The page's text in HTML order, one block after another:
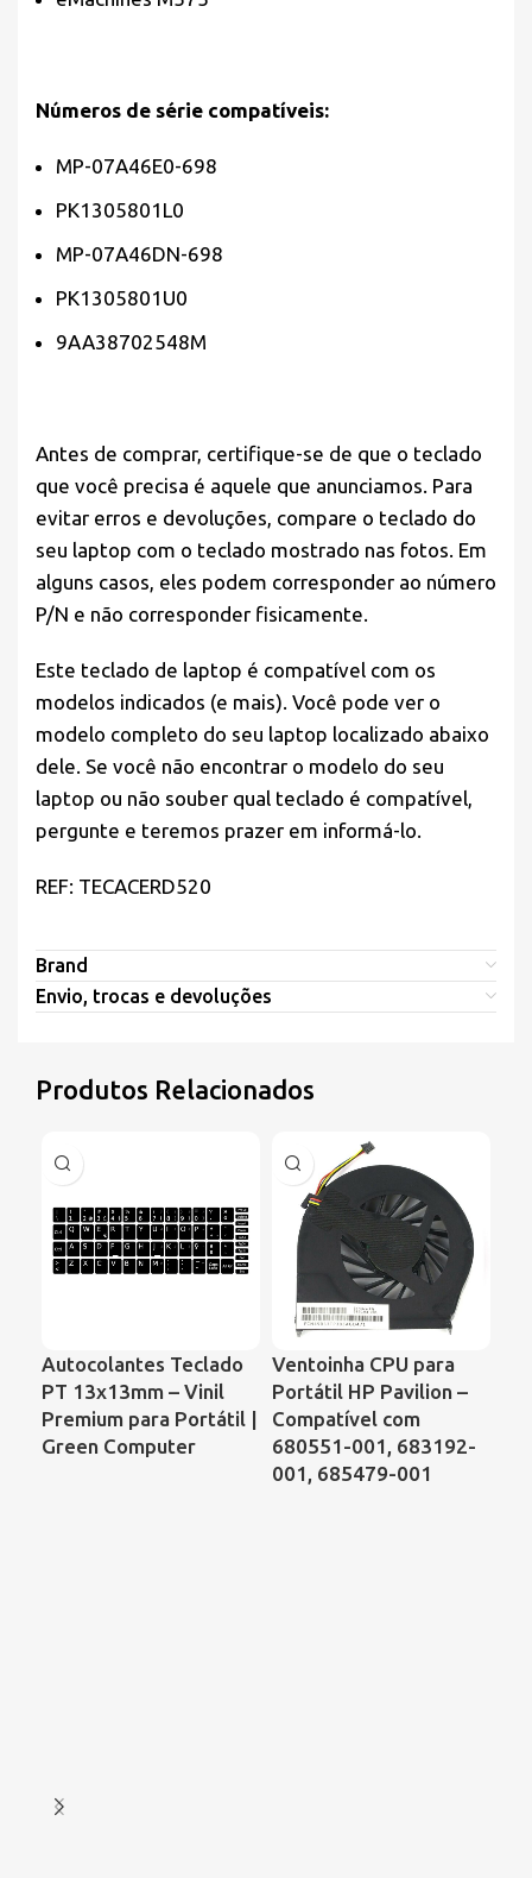
Números de série compatíveis:
MP-07A46E0-698
PK1305801L0
MP-07A46DN-698
PK1305801U0
9AA38702548M
Antes de comprar, certifique-se de que o teclado
que você precisa é aquele que anunciamos. Para
evitar erros e devoluções, compare o teclado do
seu laptop com o teclado mostrado nas fotos. Em
alguns casos, eles podem corresponder ao número
P/N e não corresponder fisicamente.
Este teclado de laptop é compatível com os
modelos indicados (e mais). Você pode ver o
modelo completo do seu laptop localizado abaixo
dele. Se você não encontrar o modelo do seu
laptop ou não souber qual teclado é compatível,
pergunte e teremos prazer em informá-lo.
REF: TECACERD520
Brand
Envio, trocas e devoluções
Produtos Relacionados
Autocolantes Teclado
PT 13x13mm – Vinil
Premium para Portátil |
Green Computer
Ventoinha CPU para
Portátil HP Pavilion –
Compatível com
680551-001, 683192-
001, 685479-001